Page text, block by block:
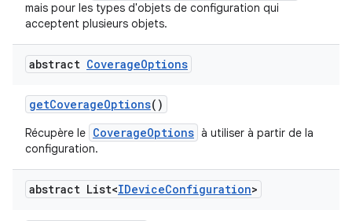
mais pour les types d'objets de configuration qui
acceptent plusieurs objets.
abstract CoverageOptions
getCoverageOptions()
Récupère le CoverageOptions à utiliser à partir de la
configuration.
abstract List<IDeviceConfiguration>